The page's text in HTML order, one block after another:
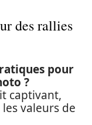
des rallies
pour
?
captivant,
valeurs de